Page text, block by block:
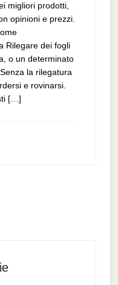
migliori prodotti,
opinioni e prezzi.
Rilegare dei fogli
o un determinato
la rilegatura
e rovinarsi.
[…]